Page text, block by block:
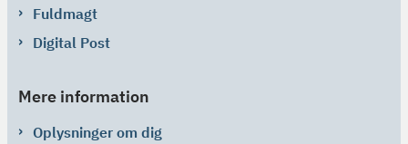
Fuldmagt
Digital Post
Mere information
Oplysninger om dig